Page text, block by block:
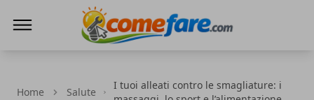
Home Salute
I tuoi alleati contro le smagliature: i